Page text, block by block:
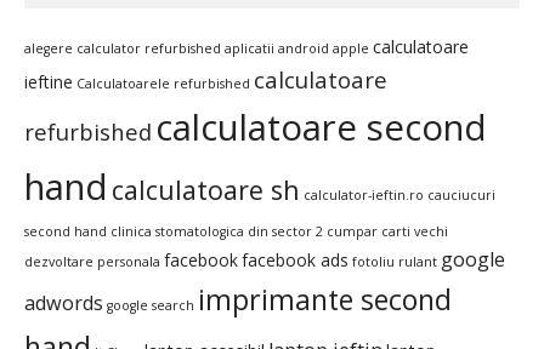
alegere calculator refurbished aplicatii android apple calculatoare
ieftine Calculatoarele refurbished calculatoare
refurbished calculatoare second
hand calculatoare sh calculator-ieftin.ro cauciucuri
second hand clinica stomatologica din sector 2 cumpar carti vechi
dezvoltare personala facebookfacebook ads fotoliu rulant google
adwords google search imprimante second